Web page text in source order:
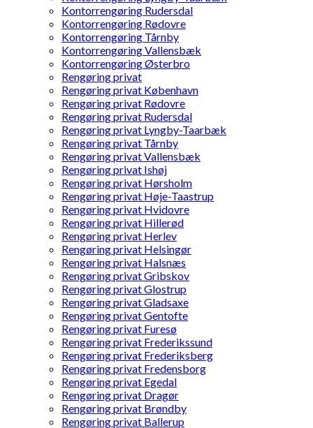
Kontorrengøring Rudersdal
Kontorrengøring Rødovre
Kontorrengøring Tårnby
Kontorrengøring Vallensbæk
Kontorrengøring Østerbro
Rengøring privat
Rengøring privat København
Rengøring privat Rødovre
Rengøring privat Rudersdal
Rengøring privat Lyngby-Taarbæk
Rengøring privat Tårnby
Rengøring privat Vallensbæk
Rengøring privat Ishøj
Rengøring privat Hørsholm
Rengøring privat Høje-Taastrup
Rengøring privat Hvidovre
Rengøring privat Hillerød
Rengøring privat Herlev
Rengøring privat Helsingør
Rengøring privat Halsnæs
Rengøring privat Gribskov
Rengøring privat Glostrup
Rengøring privat Gladsaxe
Rengøring privat Gentofte
Rengøring privat Furesø
Rengøring privat Frederikssund
Rengøring privat Frederiksberg
Rengøring privat Fredensborg
Rengøring privat Egedal
Rengøring privat Dragør
Rengøring privat Brøndby
Rengøring privat Ballerup